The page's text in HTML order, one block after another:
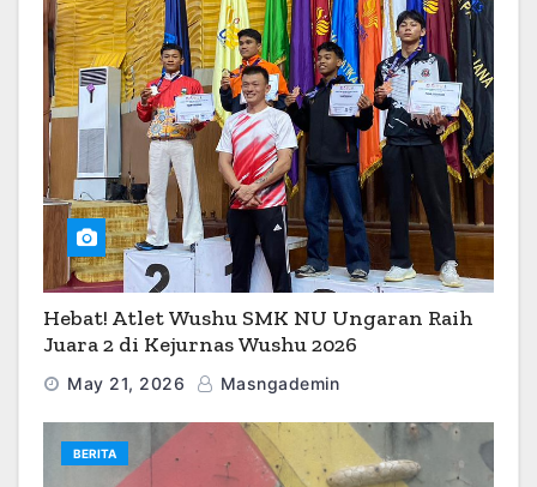
Hebat! Atlet Wushu SMK NU Ungaran Raih
Juara 2 di Kejurnas Wushu 2026
May 21, 2026 Masngademin
BERITA